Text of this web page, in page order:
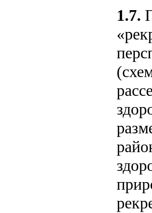
1.7.